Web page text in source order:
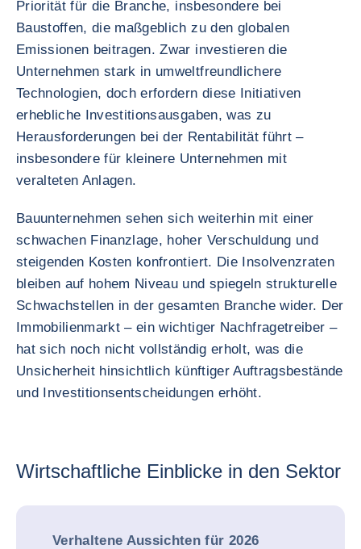
Priorität für die Branche, insbesondere bei
Baustoffen, die maßgeblich zu den globalen
Emissionen beitragen. Zwar investieren die
Unternehmen stark in umweltfreundlichere
Technologien, doch erfordern diese Initiativen
erhebliche Investitionsausgaben, was zu
Herausforderungen bei der Rentabilität führt –
insbesondere für kleinere Unternehmen mit
veralteten Anlagen.
Bauunternehmen sehen sich weiterhin mit einer
schwachen Finanzlage, hoher Verschuldung und
steigenden Kosten konfrontiert. Die Insolvenzraten
bleiben auf hohem Niveau und spiegeln strukturelle
Schwachstellen in der gesamten Branche wider. Der
Immobilienmarkt – ein wichtiger Nachfragetreiber –
hat sich noch nicht vollständig erholt, was die
Unsicherheit hinsichtlich künftiger Auftragsbestände
und Investitionsentscheidungen erhöht.
Wirtschaftliche Einblicke in den Sektor
Verhaltene Aussichten für 2026